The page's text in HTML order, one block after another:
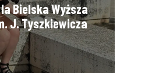
Bielska Wyższa
J. Tyszkiewicza